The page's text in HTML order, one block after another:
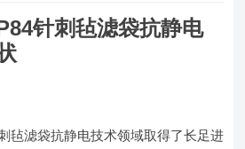
针刺毡滤袋抗静电
毡滤袋抗静电技术领域取得了长足进